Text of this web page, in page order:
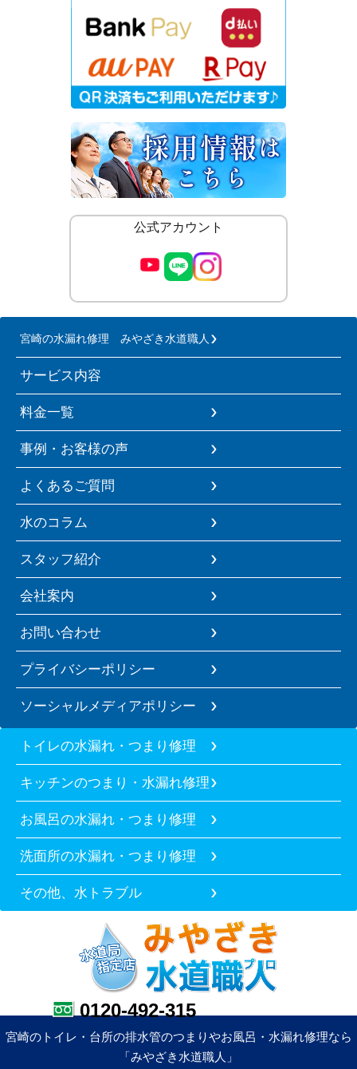
公式アカウント
宮崎の水漏れ修理 みやざき水道職人
サービス内容
料金一覧
事例・お客様の声
よくあるご質問
水のコラム
スタッフ紹介
会社案内
お問い合わせ
プライバシーポリシー
ソーシャルメディアポリシー
トイレの水漏れ・つまり修理
キッチンのつまり・水漏れ修理
お風呂の水漏れ・つまり修理
洗面所の水漏れ・つまり修理
その他、水トラブル
0120-492-315
宮崎のトイレ・台所の排水管のつまりやお風呂・水漏れ修理なら
「みやざき水道職人」